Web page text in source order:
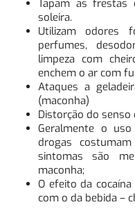
Tapam as
soleira.
Utilizam odores
perfumes,
limpeza com
enchem o ar com
Ataques a
(maconha)
Distorção do senso
Geralmente o
drogas
sintomas são
maconha;
O efeito da
com o da bebida –